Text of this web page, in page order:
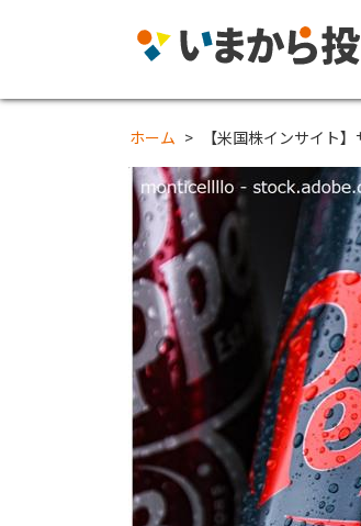
ホーム 【米国株インサイト